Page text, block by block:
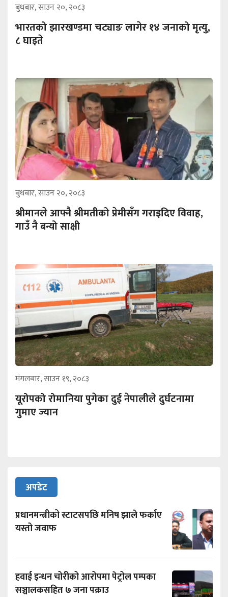
बुधबार, साउन २०, २०८३
भारतको झारखण्डमा चट्याङ लागेर १४ जनाको मृत्यु,
८ घाइते
बुधबार, साउन २०, २०८३
श्रीमानले आफ्नै श्रीमतीको प्रेमीसँग गराइदिए विवाह,
गाउँ नै बन्यो साक्षी
मंगलबार, साउन १९, २०८३
यूरोपको रोमानिया पुगेका दुई नेपालीले दुर्घटनामा
गुमाए ज्यान
अपडेट
प्रधानमन्त्रीको स्टाटसपछि मनिष झाले फर्काए
यस्तो जवाफ
हवाई इन्धन चोरीको आरोपमा पेट्रोल पम्पका
सञ्चालकसहित ७ जना पक्राउ